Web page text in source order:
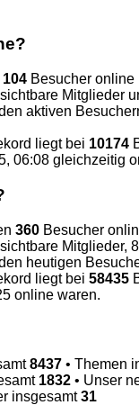
104 Besucher online
Mitglieder
aktiven
liegt bei 10174
06:08 gleichzeitig
360 Besucher
Mitglieder,
heutigen
liegt bei 58435
online waren.
8437 • Themen
1832 • Unser
insgesamt31